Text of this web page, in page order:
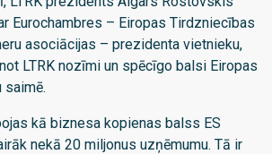
Eurochambres – Eiropas Tirdzniecības
asociācijas – prezidenta vietnieku,
LTRK nozīmi un spēcīgo balsi Eiropas
saimē.
kā biznesa kopienas balss ES
nekā 20 miljonus uzņēmumu. Tā ir